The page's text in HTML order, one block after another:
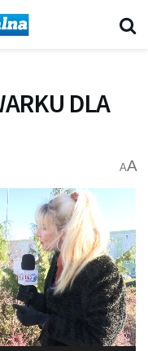
DLA
AA